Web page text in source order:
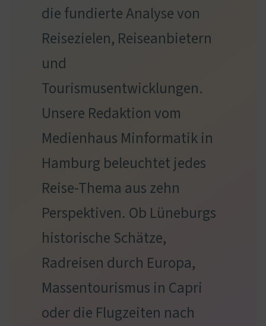
die fundierte Analyse von
Reisezielen, Reiseanbietern
und
Tourismusentwicklungen.
Unsere Redaktion vom
Medienhaus Minformatik in
Hamburg beleuchtet jedes
Reise-Thema aus zehn
Perspektiven. Ob Lüneburgs
historische Schätze,
Radreisen durch Europa,
Massentourismus in Capri
oder die Flugzeiten nach